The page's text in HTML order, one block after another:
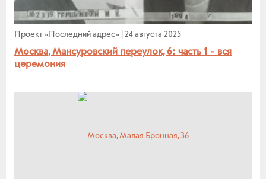
Проект «Последний адрес» 24 августа 2025
Москва, Мансуровский переулок, 6: часть 1 - вся
церемония